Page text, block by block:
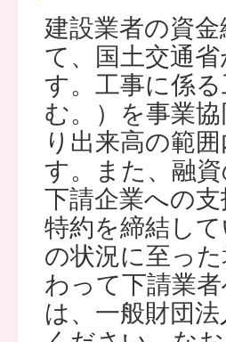
建設業者の資
て、国土交通
す。工事に係
む。）を事業
り出来高の範
す。また、融
下請企業への
特約を締結し
の状況に至っ
わって下請業
は、一般財団